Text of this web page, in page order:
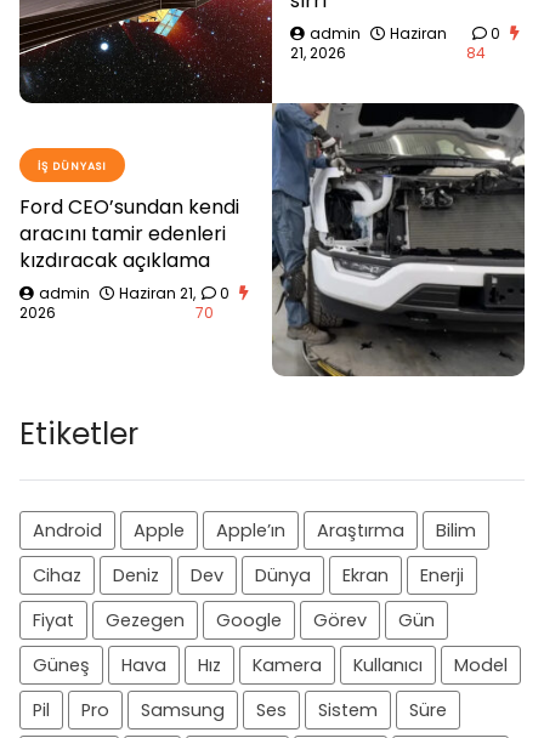
admin
Haziran
21, 2026
0
84
İŞ DÜNYASI
Ford CEO’sundan kendi
aracını tamir edenleri
kızdıracak açıklama
admin
Haziran 21,
2026
0
70
Etiketler
Android Apple Apple’ın Araştırma
Bilim
Cihaz
Deniz Dev Dünya Ekran
Enerji
Fiyat
Gezegen Google Görev
Gün
Güneş
Hava Hız Kamera Kullanıcı
Model
Pil
Pro Samsung Ses Sistem
Süre